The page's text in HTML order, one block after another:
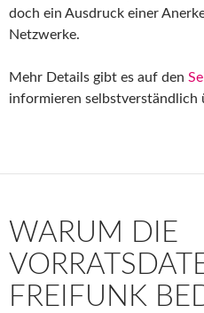
doch ein Ausdruck einer
Netzwerke.
Mehr Details gibt es auf den
informieren selbstverständlich
WARUM DIE
FREIFUNK